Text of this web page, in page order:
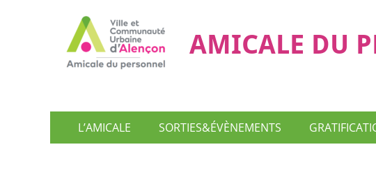
AMICALE DU
Menu
principal
L’AMICALE SORTIES&ÉVÈNEMENTS